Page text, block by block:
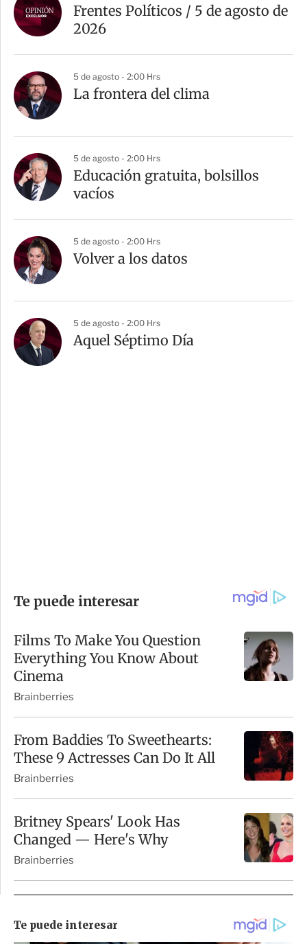
Frentes Políticos / 5 de agosto de
2026
5 de agosto - 2:00 Hrs
La frontera del clima
5 de agosto - 2:00 Hrs
Educación gratuita, bolsillos
vacíos
5 de agosto - 2:00 Hrs
Volver a los datos
5 de agosto - 2:00 Hrs
Aquel Séptimo Día